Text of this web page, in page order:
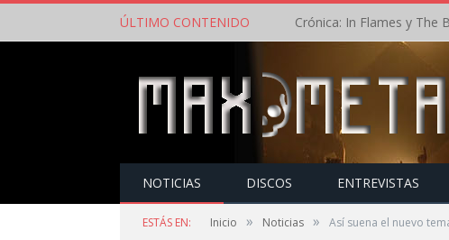
ÚLTIMO CONTENIDO
NOTICIAS DISCOS ENTREVISTAS
ESTÁS EN: Inicio » Noticias » Así suena el nuevo